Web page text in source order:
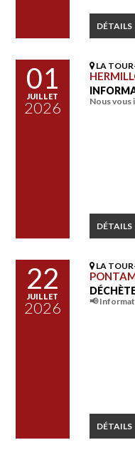
DÉTAILS
01
JUILLET
2026
LA
Nous vous
DÉTAILS
22
JUILLET
2026
LA
📢
DÉTAILS